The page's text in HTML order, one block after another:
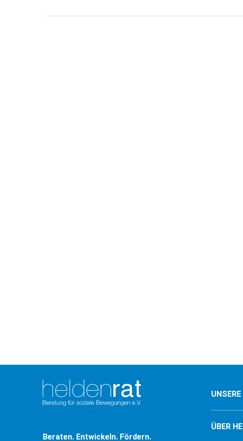
Beraten. Entwickeln. Fördern.
ÜBER